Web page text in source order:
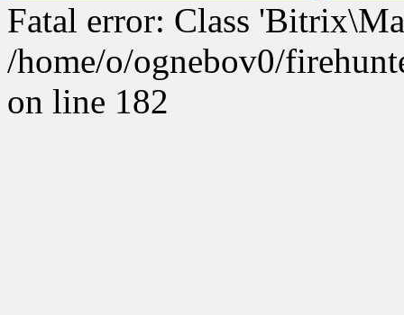
Fatal error: Class
/home/o/ognebov0/
on line 182